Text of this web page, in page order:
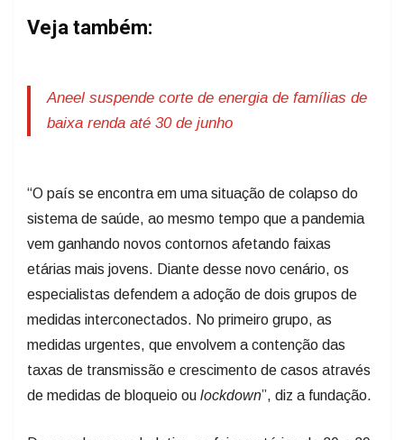
Veja também:
Aneel suspende corte de energia de famílias de
baixa renda até 30 de junho
“O país se encontra em uma situação de colapso do
sistema de saúde, ao mesmo tempo que a pandemia
vem ganhando novos contornos afetando faixas
etárias mais jovens. Diante desse novo cenário, os
especialistas defendem a adoção de dois grupos de
medidas interconectados. No primeiro grupo, as
medidas urgentes, que envolvem a contenção das
taxas de transmissão e crescimento de casos através
de medidas de bloqueio ou lockdown”, diz a fundação.